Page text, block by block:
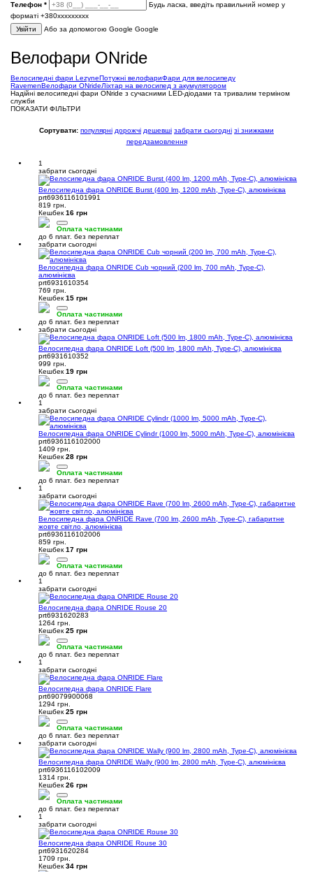
Телефон *
Будь ласка, введіть правильний номер у
форматі +380ххххххххх
Увійти
Або за допомогою Google Google
Велофари ONride
Велосипедні фари LezyneПотужні велофариФари для велосипеду
RavemenВелофари ONrideЛіхтар на велосипед з акумулятором
Надійні велосипедні фари ONride з сучасними LED-діодами та тривалим терміном
служби
ПОКАЗАТИ ФІЛЬТРИ
Сортувати: популярні дорожчі дешевші забрати сьогодні зі знижками
передзамовлення
1
забрати сьогодні
Велосипедна фара ONRIDE Burst (400 lm, 1200 mAh, Type-C), алюмінієва
prt6936116101991
819 грн.
Кешбек 16 грн
Оплата частинами
до 6 плат. без переплат
забрати сьогодні
Велосипедна фара ONRIDE Cub чорний (200 lm, 700 mAh, Type-C),
алюмінієва
prt6931610354
769 грн.
Кешбек 15 грн
Оплата частинами
до 6 плат. без переплат
забрати сьогодні
Велосипедна фара ONRIDE Loft (500 lm, 1800 mAh, Type-C), алюмінієва
prt6931610352
999 грн.
Кешбек 19 грн
Оплата частинами
до 6 плат. без переплат
1
забрати сьогодні
Велосипедна фара ONRIDE Cylindr (1000 lm, 5000 mAh, Type-C), алюмінієва
prt6936116102000
1409 грн.
Кешбек 28 грн
Оплата частинами
до 6 плат. без переплат
1
забрати сьогодні
Велосипедна фара ONRIDE Rave (700 lm, 2600 mAh, Type-C), габаритне
жовте світло, алюмінієва
prt6936116102006
859 грн.
Кешбек 17 грн
Оплата частинами
до 6 плат. без переплат
1
забрати сьогодні
Велосипедна фара ONRIDE Rouse 20
prt6931620283
1264 грн.
Кешбек 25 грн
Оплата частинами
до 6 плат. без переплат
1
забрати сьогодні
Велосипедна фара ONRIDE Flare
prt69079900068
1294 грн.
Кешбек 25 грн
Оплата частинами
до 6 плат. без переплат
забрати сьогодні
Велосипедна фара ONRIDE Wally (900 lm, 2800 mAh, Type-C), алюмінієва
prt6936116102009
1314 грн.
Кешбек 26 грн
Оплата частинами
до 6 плат. без переплат
1
забрати сьогодні
Велосипедна фара ONRIDE Rouse 30
prt6931620284
1709 грн.
Кешбек 34 грн